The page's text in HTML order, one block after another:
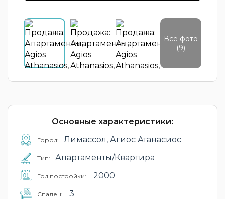
Все фото
(9)
Основные характеристики:
Город: Лимассол, Агиос Атанасиос
Тип: Апартаменты/Квартира
Год постройки: 2000
Cпален: 3